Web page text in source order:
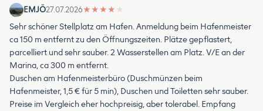
EMJÖ27.07.2026★ ★ ★ ★ ★
Sehr schöner Stellplatz am Hafen. Anmeldung beim Hafenmeister
ca 150 m entfernt zu den Öffnungszeiten. Plätze gepflastert,
parcelliert und sehr sauber. 2 Wasserstellen am Platz. V/E an der
Marina, ca 300 m entfernt.
Duschen am Hafenmeisterbüro (Duschmünzen beim
Hafenmeister, 1,5 € für 5 min), Duschen und Toiletten sehr sauber.
Preise im Vergleich eher hochpreisig, aber tolerabel. Empfang